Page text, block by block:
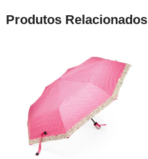
Produtos Relacionados